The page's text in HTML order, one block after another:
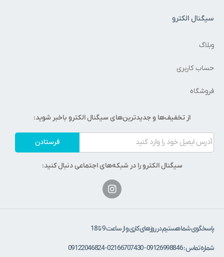
الکترو
کاربری
از تخفیف‌ها و جدیدترین‌های سیگنال الکترو باخبر شوید:
فرستادن
سیگنال الکترو را در شبکه‌های اجتماعی دنبال کنید:
شما هستیم در روزهای کاری و از ساعت 9 تا 18
تماس : 09126998846 - 02166707430 - 09122046824